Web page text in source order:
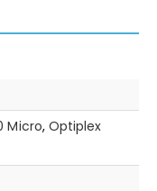
Micro, Optiplex